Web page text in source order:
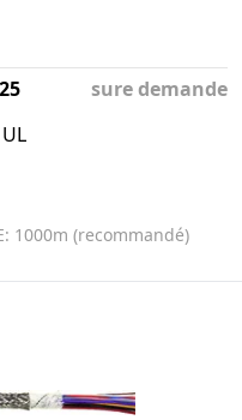
sure demande
1000m (recommandé)